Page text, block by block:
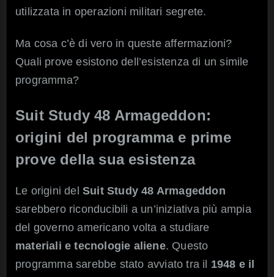
utilizzata in operazioni militari segrete.
Ma cosa c’è di vero in queste affermazioni?
Quali prove esistono dell’esistenza di un simile
programma?
Suit Study 48 Armageddon:
origini del programma e prime
prove della sua esistenza
Le origini del Suit Study 48 Armageddon
sarebbero riconducibili a un’iniziativa più ampia
del governo americano volta a studiare
materiali e tecnologie aliene. Questo
programma sarebbe stato avviato tra il 1948 e il